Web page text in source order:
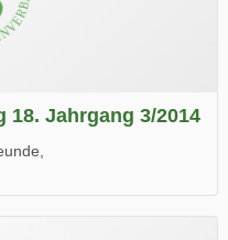
18. Jahrgang 3/2014